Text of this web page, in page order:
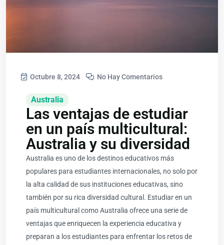
Octubre 8, 2024 No Hay Comentarios
Australia
Las ventajas de estudiar
en un país multicultural:
Australia y su diversidad
Australia es uno de los destinos educativos más
populares para estudiantes internacionales, no solo por
la alta calidad de sus instituciones educativas, sino
también por su rica diversidad cultural. Estudiar en un
país multicultural como Australia ofrece una serie de
ventajas que enriquecen la experiencia educativa y
preparan a los estudiantes para enfrentar los retos de